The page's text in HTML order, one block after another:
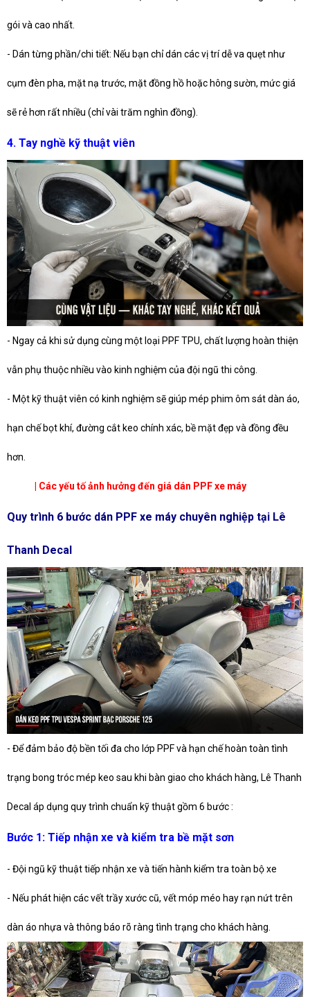
gói và cao nhất.
- Dán từng phần/chi tiết: Nếu bạn chỉ dán các vị trí dễ va quẹt như
cụm đèn pha, mặt nạ trước, mặt đồng hồ hoặc hông sườn, mức giá
sẽ rẻ hơn rất nhiều (chỉ vài trăm nghìn đồng).
4. Tay nghề kỹ thuật viên
- Ngay cả khi sử dụng cùng một loại PPF TPU, chất lượng hoàn thiện
vẫn phụ thuộc nhiều vào kinh nghiệm của đội ngũ thi công.
- Một kỹ thuật viên có kinh nghiệm sẽ giúp mép phim ôm sát dàn áo,
hạn chế bọt khí, đường cắt keo chính xác, bề mặt đẹp và đồng đều
hơn.
| Các yếu tố ảnh hưởng đến giá dán PPF xe máy
Quy trình 6 bước dán PPF xe máy chuyên nghiệp tại Lê
Thanh Decal
- Để đảm bảo độ bền tối đa cho lớp PPF và hạn chế hoàn toàn tình
trạng bong tróc mép keo sau khi bàn giao cho khách hàng, Lê Thanh
Decal áp dụng quy trình chuẩn kỹ thuật gồm 6 bước :
Bước 1: Tiếp nhận xe và kiểm tra bề mặt sơn
- Đội ngũ kỹ thuật tiếp nhận xe và tiến hành kiểm tra toàn bộ xe
- Nếu phát hiện các vết trầy xước cũ, vết móp méo hay rạn nứt trên
dàn áo nhựa và thông báo rõ ràng tình trạng cho khách hàng.